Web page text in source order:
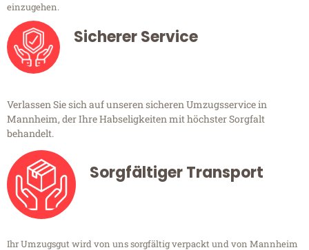
einzugehen.
Sicherer Service
Verlassen Sie sich auf unseren sicheren Umzugsservice in
Mannheim, der Ihre Habseligkeiten mit höchster Sorgfalt
behandelt.
Sorgfältiger Transport
Ihr Umzugsgut wird von uns sorgfältig verpackt und von Mannheim